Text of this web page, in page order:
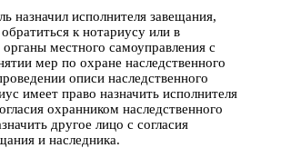
назначил исполнителя завещания,
к нотариусу или в
местного самоуправления с
мер по охране наследственного
описи наследственного
имеет право назначить исполнителя
охранником наследственного
другое лицо с согласия
и наследника.